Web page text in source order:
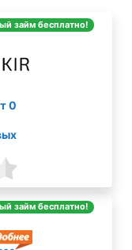
займ бесплатно!
0
займ бесплатно!